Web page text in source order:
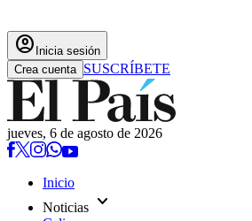
account_circle Inicia sesión
Crea cuenta SUSCRÍBETE
jueves, 6 de agosto de 2026
Inicio
Noticias expand_more